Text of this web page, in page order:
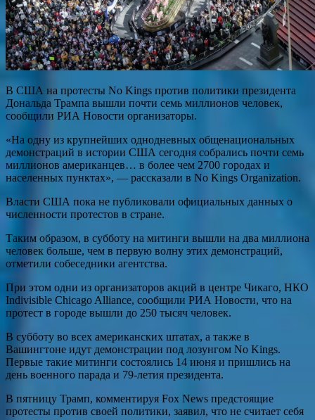
В США на протесты No Kings против политики президента
Дональда Трампа вышли почти семь миллионов человек,
сообщили РИА Новости организаторы.
«На одну из крупнейших однодневных общенациональных
демонстраций в истории США сегодня собрались почти семь
миллионов американцев… в более чем 2700 городах и
населенных пунктах», — рассказали в No Kings Organization.
Власти США пока не публиковали официальных данных о
численности протестов в стране.
Таким образом, в субботу на митинги вышли на два миллиона
человек больше, чем в первую волну этих демонстраций,
отметили собеседники агентства.
При этом одни из организаторов акций в центре Чикаго, НКО
Indivisible Chicago Alliance, сообщили РИА Новости, что на
протест в городе вышли до 250 тысяч человек.
В субботу во всех американских штатах, а также в
Вашингтоне идут демонстрации под лозунгом No Kings.
Первые такие митинги состоялись 14 июня и пришлись на
день военного парада и 79-летия президента.
В пятницу Трамп, комментируя Fox News предстоящие
протесты против своей политики, заявил, что не считает себя